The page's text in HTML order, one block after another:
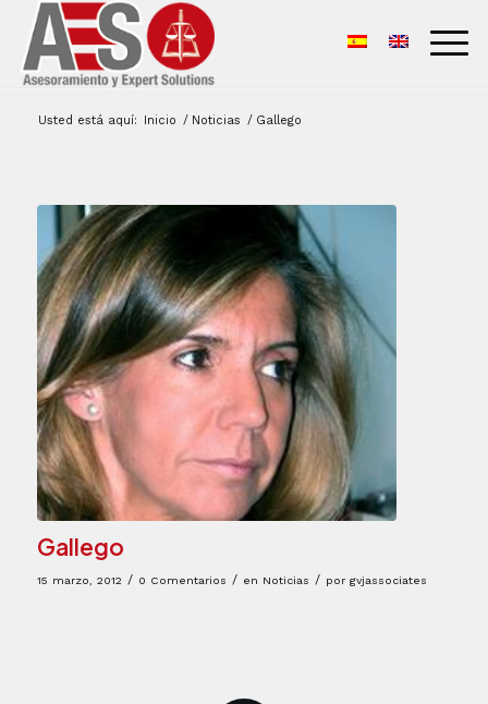
Usted está aquí: Inicio / Noticias / Gallego
Gallego
15 marzo, 2012 / 0 Comentarios / en Noticias / por gvjassociates